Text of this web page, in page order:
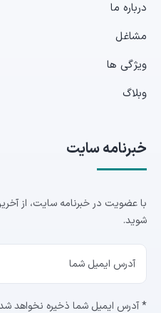
درباره ما
مشاغل
ویژگی ها
وبلاگ
خبرنامه سایت
با عضویت در خبرنامه سایت، از
شوید.
* آدرس ایمیل شما ذخیره نخواهد